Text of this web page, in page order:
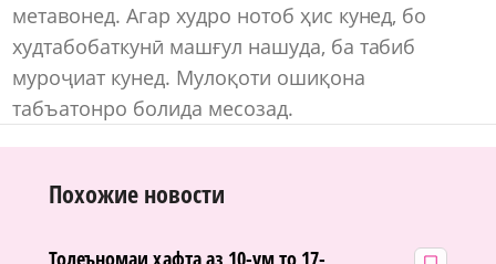
метавонед. Агар худро нотоб ҳис кунед, бо
худтабобаткунӣ машғул нашуда, ба табиб
муроҷиат кунед. Мулоқоти ошиқона
табъатонро болида месозад.
Похожие новости